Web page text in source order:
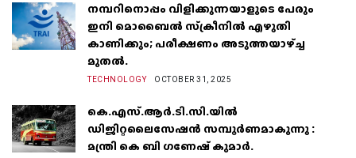
നമ്പറിനൊപ്പം വിളിക്കുന്നയാളുടെ പേരും
ഇനി മൊബൈൽ സ്‌ക്രീനില്‍ എഴുതി
കാണിക്കും; പരീക്ഷണം അടുത്തയാഴ്‌ച്ച
മുതല്‍.
TECHNOLOGY OCTOBER 31, 2025
കെ.എസ്.ആർ.ടി.സി.യിൽ
ഡിജിറ്റലൈസേഷൻ സമ്പൂർണമാകുന്നു :
മന്ത്രി കെ ബി ഗണേഷ് കുമാർ.